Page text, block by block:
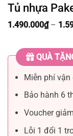
Tủ nhựa
1.490.000₫ –
QUÀ
Miễn phí
Bảo hành 6
Voucher
Lỗi 1 đổi 1